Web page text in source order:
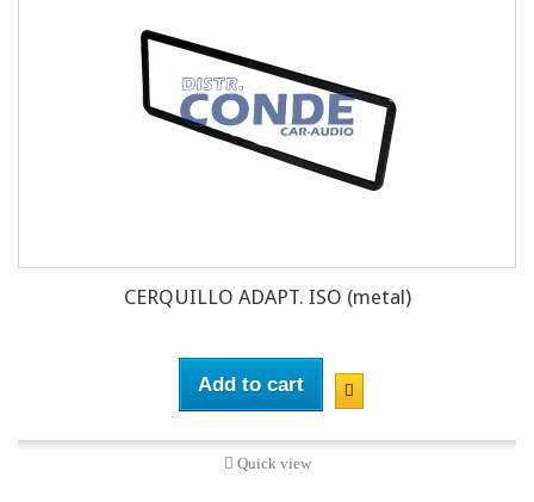
CERQUILLO ADAPT. ISO (metal)
Add to cart
Quick view